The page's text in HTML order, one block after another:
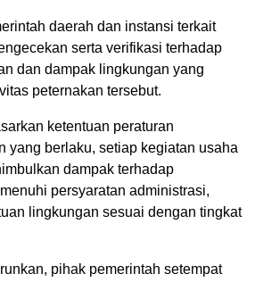
daerah dan instansi terkait
serta verifikasi terhadap
dan dampak lingkungan yang
peternakan tersebut.
ketentuan peraturan
yang berlaku, setiap kegiatan usaha
dampak terhadap
persyaratan administrasi,
lingkungan sesuai dengan tingkat
pihak pemerintah setempat